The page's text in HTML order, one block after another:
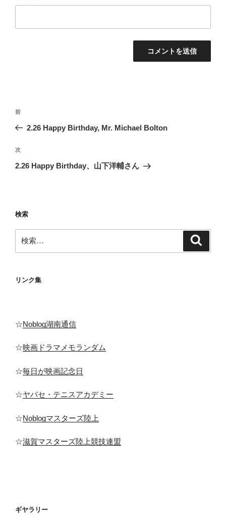
投
ビ
ゲ
ン
前
の
稿
前
2.26 Happy Birthday, Mr. Michael Bolton
次
の
次
2.26 Happy Birthday、山下洋輔さん
検索
索:
リンク集
☆Noblog湖南通信
☆映画ドラマメモランダム
☆毎日が映画記念日
☆ヤバセ・テニスアカデミー
☆Noblogマスターズ陸上
☆滋賀マスターズ陸上競技連盟
ギヤラリー